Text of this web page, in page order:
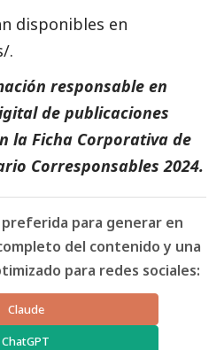
disponibles en
.
responsable en
de publicaciones
la Ficha Corporativa de
Corresponsables 2024.
para generar en
del contenido y una
para redes sociales:
Claude
ChatGPT